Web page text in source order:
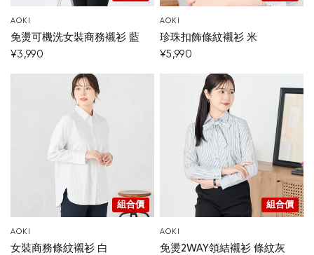
AOKI
免燙可機洗女裝商務襯衫 藍
¥3,990
AOKI
珍珠扣飾條紋襯衫 米
¥5,990
組合價
AOKI
女裝商務條紋襯衫 白
組合價
AOKI
免燙2WAY領結襯衫 條紋灰
您的購物車目前是空的。